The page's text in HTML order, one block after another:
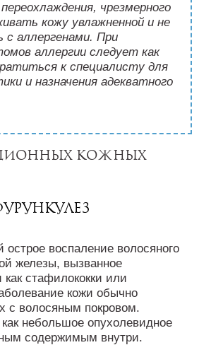
чрезмерного
кожу увлажненной и не
с аллергенами. При
аллергии следует как
к специалисту для
и назначения адекватного
кожных
острое воспаление волосяного
железы, вызванное
стафилококки или
кожи обычно
с волосяным покровом.
небольшое опухолевидное
содержимым внутри.